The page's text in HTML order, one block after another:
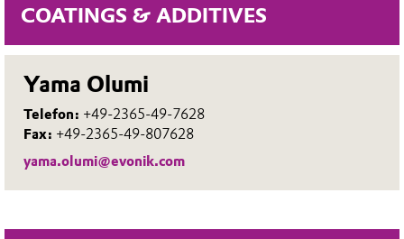
COATINGS & ADDITIVES
Yama Olumi
Telefon: +49-2365-49-7628
Fax: +49-2365-49-807628
yama.olumi@evonik.com